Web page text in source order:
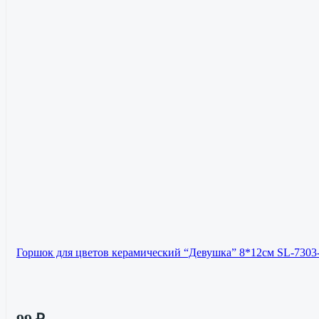
Горшок для цветов керамический “Девушка” 8*12см SL-